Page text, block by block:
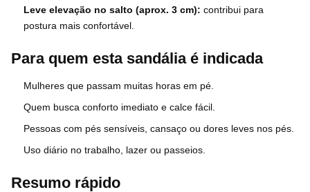
Leve elevação no salto (aprox. 3 cm): contribui para
postura mais confortável.
Para quem esta sandália é indicada
Mulheres que passam muitas horas em pé.
Quem busca conforto imediato e calce fácil.
Pessoas com pés sensíveis, cansaço ou dores leves nos pés.
Uso diário no trabalho, lazer ou passeios.
Resumo rápido